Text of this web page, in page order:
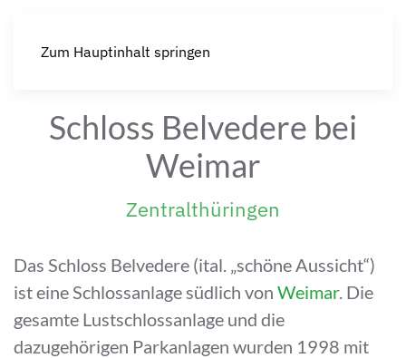
Zum Hauptinhalt springen
Schloss Belvedere bei
Weimar
Zentralthüringen
Das Schloss Belvedere (ital. „schöne Aussicht“)
ist eine Schlossanlage südlich von Weimar. Die
gesamte Lustschlossanlage und die
dazugehörigen Parkanlagen wurden 1998 mit